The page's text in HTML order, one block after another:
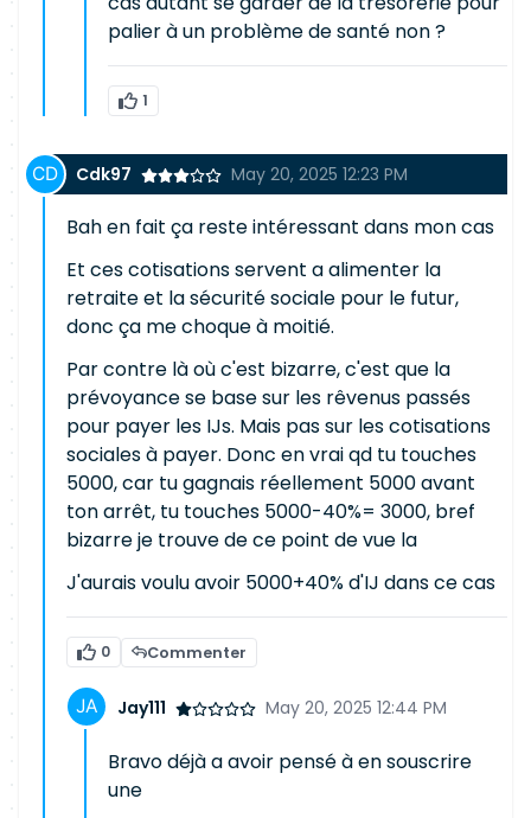
palier à un problème de santé non ?
1
Cdk97 May 20, 2025 12:23 PM
Bah en fait ça reste intéressant dans mon cas
Et ces cotisations servent a alimenter la
retraite et la sécurité sociale pour le futur,
donc ça me choque à moitié.
Par contre là où c'est bizarre, c'est que la
prévoyance se base sur les rêvenus passés
pour payer les IJs. Mais pas sur les cotisations
sociales à payer. Donc en vrai qd tu touches
5000, car tu gagnais réellement 5000 avant
ton arrêt, tu touches 5000-40%= 3000, bref
bizarre je trouve de ce point de vue la
J'aurais voulu avoir 5000+40% d'IJ dans ce cas
0 Commenter
Jay111 May 20, 2025 12:44 PM
Bravo déjà a avoir pensé à en souscrire
une